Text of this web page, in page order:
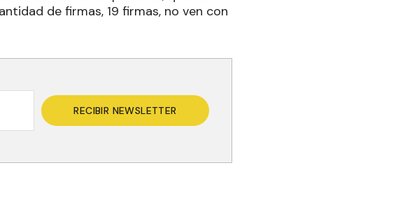
de firmas, 19 firmas, no ven con
RECIBIR NEWSLETTER